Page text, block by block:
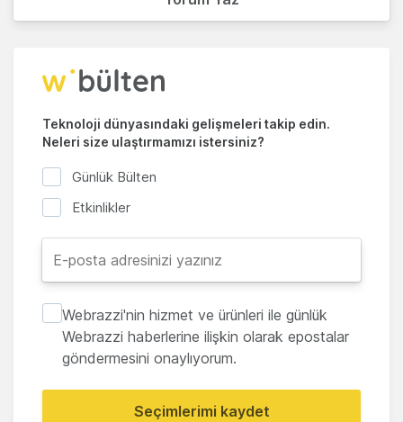
Teknoloji dünyasındaki gelişmeleri takip edin.
Neleri size ulaştırmamızı istersiniz?
Günlük Bülten
Etkinlikler
Webrazzi'nin hizmet ve ürünleri ile günlük
Webrazzi haberlerine ilişkin olarak epostalar
göndermesini onaylıyorum.
Seçimlerimi kaydet